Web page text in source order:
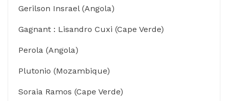
Gerilson Insrael (Angola)
Gagnant : Lisandro Cuxi (Cape Verde)
Perola (Angola)
Plutonio (Mozambique)
Soraia Ramos (Cape Verde)